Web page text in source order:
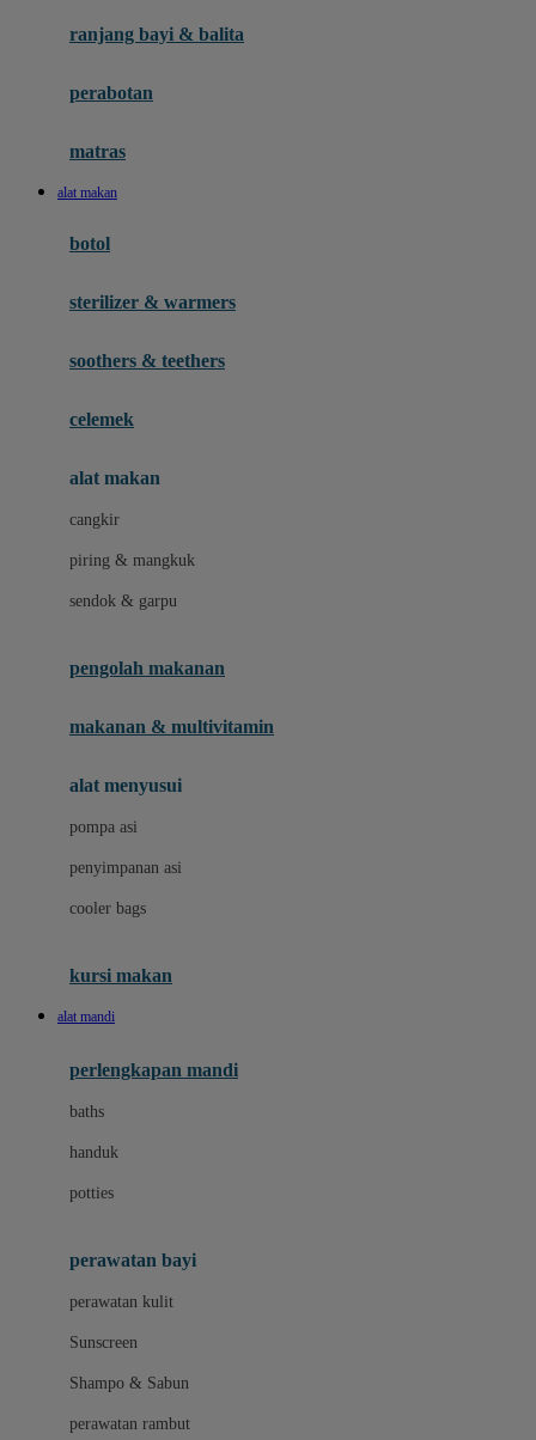
Haenim
Hot Wheels
Huanger
Hybrid
I
Joie
Jurassic World
Kumon
Leapfrog
London Taxi
Love To Dream
ranjang bayi & balita
perabotan
matras
alat makan
botol
sterilizer & warmers
soothers & teethers
celemek
alat makan
cangkir
piring & mangkuk
sendok & garpu
pengolah makanan
makanan & multivitamin
alat menyusui
pompa asi
penyimpanan asi
cooler bags
kursi makan
alat mandi
perlengkapan mandi
baths
handuk
potties
perawatan bayi
perawatan kulit
Sunscreen
Shampo & Sabun
perawatan rambut